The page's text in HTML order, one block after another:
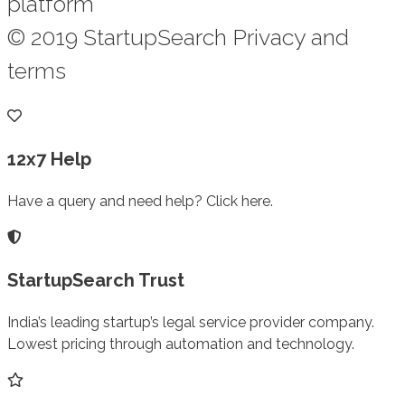
© 2019 StartupSearch Privacy and
terms
12x7 Help
Have a query and need help? Click here.
StartupSearch Trust
India’s leading startup’s legal service provider company.
Lowest pricing through automation and technology.